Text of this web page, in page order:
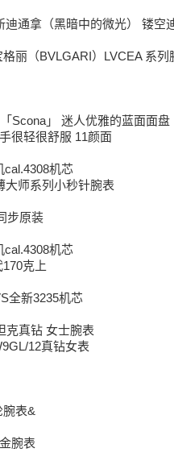
通拿（黑暗中的微光） 镂空
丽（BVLGARI）LVCEA 系列
Scona」 迷人优雅的蓝面面盘
很轻很舒服 11颜面
机芯
大师系列小秒针腕表
步原装
机芯
克上
全新3235机芯
克真钻 女士腕表
12真钻女表
表&
腕表